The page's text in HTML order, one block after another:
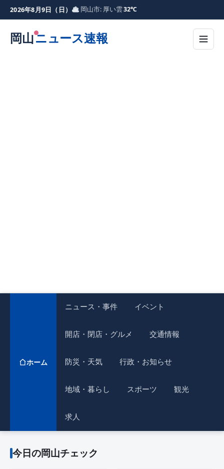
2026年8月9日（日） 岡山市: 厚い雲32℃
岡山ニュース速報
ホーム
ニュース・事件 イベント
開店・閉店・グルメ 交通情報
防災・天気 行政・お知らせ
地域・暮らし スポーツ 観光
求人
今日の岡山チェック